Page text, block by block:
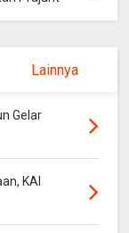
Lainnya
Gelar
KAI